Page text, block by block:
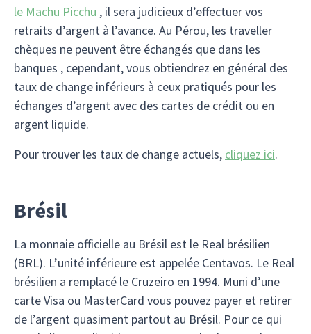
le Machu Picchu , il sera judicieux d’effectuer vos
retraits d’argent à l’avance. Au Pérou, les traveller
chèques ne peuvent être échangés que dans les
banques , cependant, vous obtiendrez en général des
taux de change inférieurs à ceux pratiqués pour les
échanges d’argent avec des cartes de crédit ou en
argent liquide.
Pour trouver les taux de change actuels, cliquez ici.
Brésil
La monnaie officielle au Brésil est le Real brésilien
(BRL). L’unité inférieure est appelée Centavos. Le Real
brésilien a remplacé le Cruzeiro en 1994. Muni d’une
carte Visa ou MasterCard vous pouvez payer et retirer
de l’argent quasiment partout au Brésil. Pour ce qui